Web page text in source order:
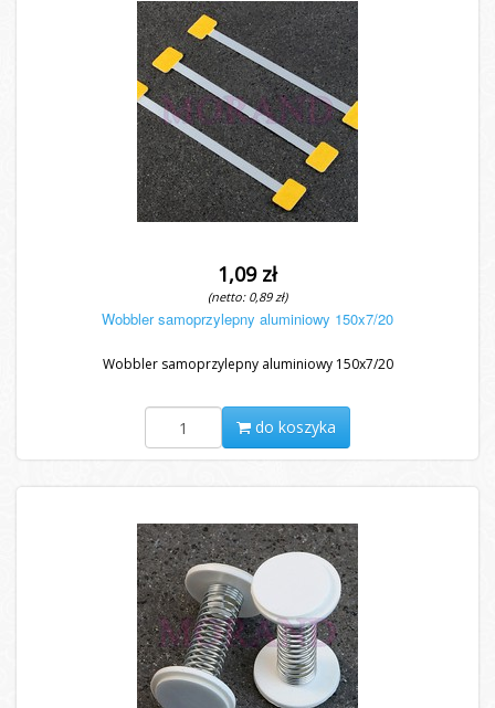
1,09 zł
(netto: 0,89 zł)
Wobbler samoprzylepny aluminiowy 150x7/20
Wobbler samoprzylepny aluminiowy 150x7/20
do koszyka